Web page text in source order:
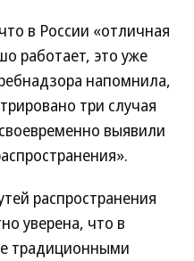
в России «отличная
работает, это уже
напомнила,
три случая
выявили
распространения
уверена, что в
традиционными